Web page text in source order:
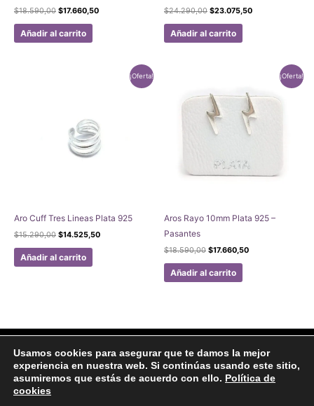
$18.590,00 El
original
era:
$17.660,50El
Añadir al carrito
$24.290,00 El
original
era:
$23.075,50El
Añadir al carrito
¡Oferta!
Aro Cuff Tres Lineas Plata 925
$15.290,00 El
original
era:
$14.525,50El
Añadir al carrito
¡Oferta!
Aros Rayo 10mm Plata 925 –
Pasantes
$18.590,00 El
original
era:
$17.660,50El
Añadir al carrito
Facebook Instagram
Aviso legal Politicas de Privacidad
Politica de Cookies
Usamos cookies para asegurar que te damos la mejor
experiencia en nuestra web. Si continúas usando este sitio,
asumiremos que estás de acuerdo con ello. Política de
cookies